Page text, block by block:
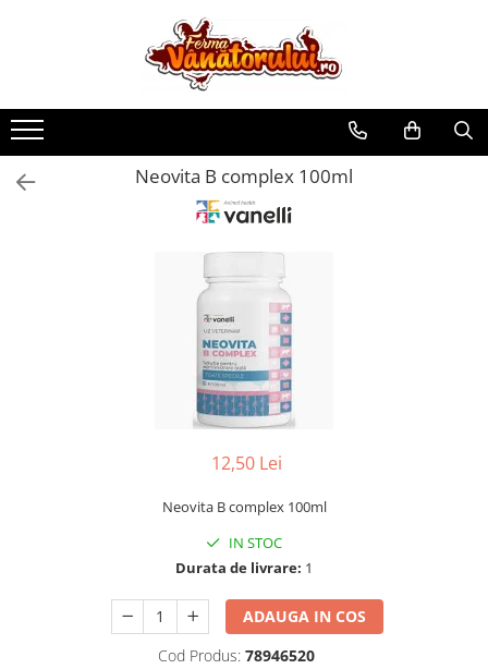
Toate Produsele
Iepuri
Hranitori
Adapatori
Cuști și țarcuri
Hrana (furaje)
Neovita B complex 100ml
12,50 Lei
Neovita B complex 100ml
IN STOC
Durata de livrare: 1
ADAUGA IN COS
Cod Produs: 78946520